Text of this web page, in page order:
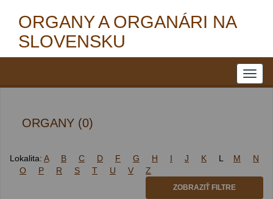
ORGANY A ORGANÁRI NA
SLOVENSKU
ORGANY (0)
Lokalita: A B C D F G H I J K L M
N
O
P R S T U V Z
ZOBRAZIŤ FILTRE